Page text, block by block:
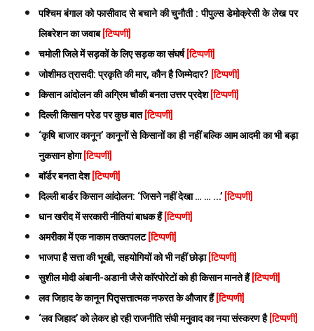
पश्चिम बंगाल को फासीवाद से बचाने की चुनौती : पीपुल्स डेमोक्रेसी के लेख पर
लिबरेशन का जवाब [टिप्पणी]
चमोली जिले में सड़कों के लिए सड़क का संघर्ष [टिप्पणी]
जोशीमठ त्रासदी: प्रकृति की मार, कौन है जिम्मेदार? [टिप्पणी]
किसान आंदोलन की अग्रिम चौकी बनता उत्तर प्रदेश [टिप्पणी]
दिल्ली किसान परेड पर कुछ बात [टिप्पणी]
‘कृषि बाजार कानून’ कानूनों से किसानों का ही नहीं बल्कि आम आदमी का भी बड़ा
नुकसान होगा [टिप्पणी]
बाॅर्डर बनता देश [टिप्पणी]
दिल्ली बार्डर किसान आंदोलन: ‘जिसने नहीं देखा … … ...’ [टिप्पणी]
धान खरीद में सरकारी नीतियां बाधक हैं [टिप्पणी]
अमरीका में एक नाकाम तख्तपलट [टिप्पणी]
भाजपा है सत्ता की भूखी, सहयोगियों को भी नहीं छोड़ा [टिप्पणी]
सुशील मोदी अंबानी-अडानी जैसे काॅरपोरेटों को ही किसान मानते हैं [टिप्पणी]
लव जिहाद के कानून पितृसत्तात्मक नफरत के औजार हैं [टिप्पणी]
‘लव जिहाद’ को लेकर हो रही राजनीति संघी मनुवाद का नया संस्करण है [टिप्पणी]